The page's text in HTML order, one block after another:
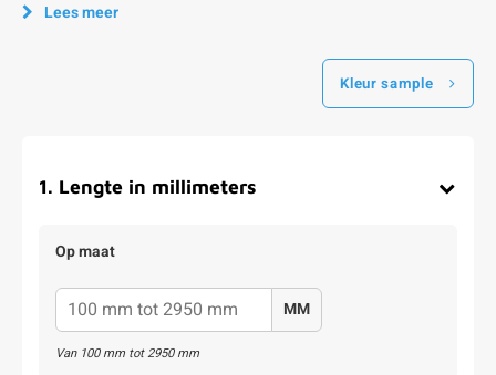
Lees meer
Kleur sample
1. Lengte in millimeters
Op maat
MM
Van 100mm tot2950mm